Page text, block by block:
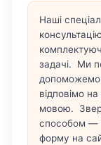
Наші
задачі. Ми
допоможемо
відповімо
мовою.
способом —
форму на